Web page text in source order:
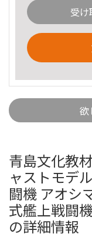
受
欲
青島文化教
ャストモデ
闘機 アオシ
式艦上戦闘
の詳細情報